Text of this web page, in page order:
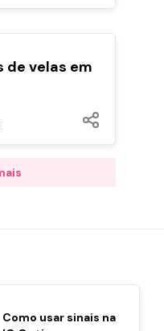
POPULARES
de velas em
POPULARES
Como usar sinais na